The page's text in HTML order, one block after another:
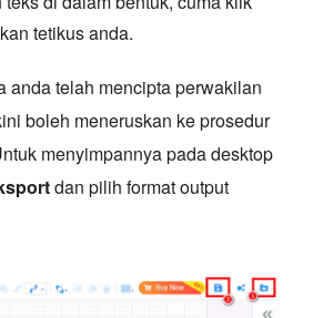
tetikus anda.
anda telah mencipta perwakilan
boleh meneruskan ke prosedur
menyimpannya pada desktop
dan pilih format output